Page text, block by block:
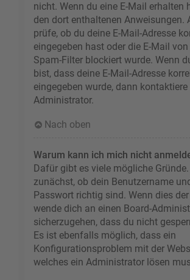
nicht. Wenn du eine E-Mail erhalten
den dort enthaltenen Anweisungen.
prüfe, ob du deine E-Mail-Adresse
eingegeben hast oder die E-Mail
Spam-Filter blockiert wurde. Wenn
bist, dass deine E-Mail-Adresse
eingegeben wurde, dann kontaktiere
Administrator.
Nach oben
Warum kann ich mich nicht
Dafür gibt es viele mögliche
zunächst, ob dein Benutzername
Passwort richtig sind. Wenn dies
wende dich an einen Board-
sicherzugehen, dass du nicht
Es ist ebenfalls möglich, dass ein
Konfigurationsproblem mit der
welches ein Administrator lösen